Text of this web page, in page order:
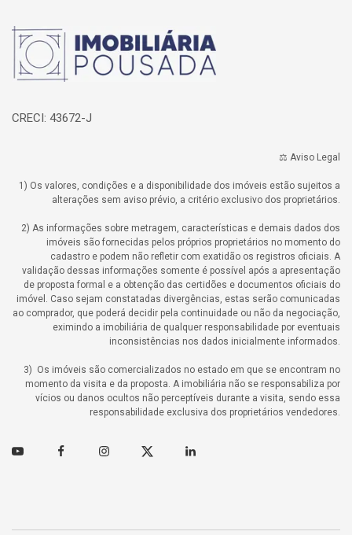
Página inicial
CRECI: 43672-J
⚖️ Aviso Legal
1) Os valores, condições e a disponibilidade dos imóveis estão sujeitos a
alterações sem aviso prévio, a critério exclusivo dos proprietários.
2) As informações sobre metragem, características e demais dados dos
imóveis são fornecidas pelos próprios proprietários no momento do
cadastro e podem não refletir com exatidão os registros oficiais. A
validação dessas informações somente é possível após a apresentação
de proposta formal e a obtenção das certidões e documentos oficiais do
imóvel. Caso sejam constatadas divergências, estas serão comunicadas
ao comprador, que poderá decidir pela continuidade ou não da negociação,
eximindo a imobiliária de qualquer responsabilidade por eventuais
inconsistências nos dados inicialmente informados.
3) Os imóveis são comercializados no estado em que se encontram no
momento da visita e da proposta. A imobiliária não se responsabiliza por
vícios ou danos ocultos não perceptíveis durante a visita, sendo essa
responsabilidade exclusiva dos proprietários vendedores.
Youtube FacebookInstagramTwitter Linkedin